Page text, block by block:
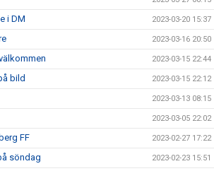
i DM 2023-03-20 15:37
2023-03-16 20:50
2023-03-15 22:44
bild 2023-03-15 22:12
2023-03-13 08:15
2023-03-05 22:02
FF 2023-02-27 17:22
söndag 2023-02-23 15:51